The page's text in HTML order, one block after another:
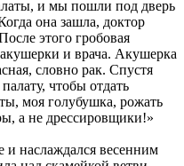
и мы пошли под дверь
она зашла, доктор
этого гробовая
и врача. Акушерка
словно рак. Спустя
чтобы отдать
моя голубушка, рожать
а не дрессировщики!»
и наслаждался весенним